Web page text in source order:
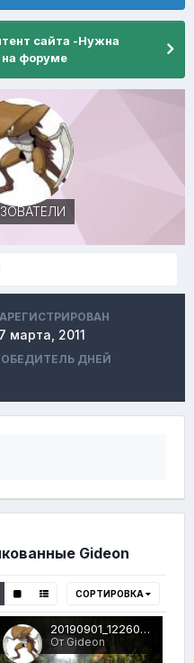
сайта -Нужна
на форуме
марта, 2011
ДНЕЙ
Gideon
СОРТИРОВКА
20190901_122609.jpg
От Gideon